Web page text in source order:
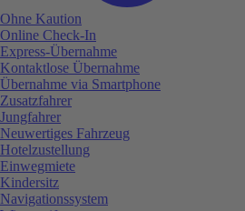
Ohne Kaution
Online Check-In
Express-Übernahme
Kontaktlose Übernahme
Übernahme via Smartphone
Zusatzfahrer
Jungfahrer
Neuwertiges Fahrzeug
Hotelzustellung
Einwegmiete
Kindersitz
Navigationssystem